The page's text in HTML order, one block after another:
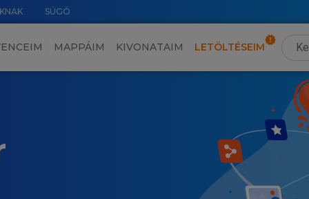
SÚGÓ
MAPPÁIM KIVONATAIM LETÖLTÉSEIM